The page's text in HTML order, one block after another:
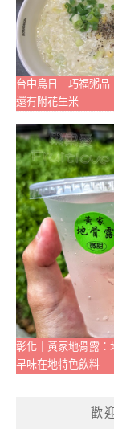
台中烏日｜巧福粥品
還有附花生米
彰化｜黃家地骨露：
早味在地特色飲料
歡